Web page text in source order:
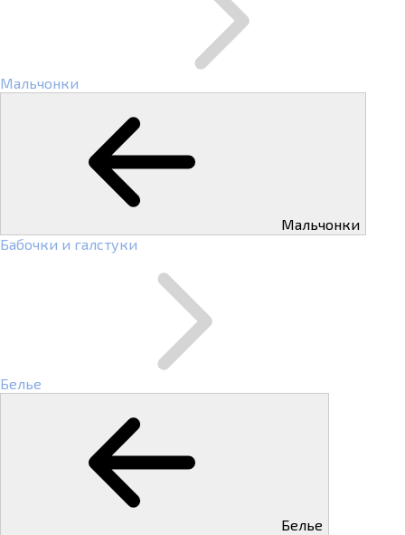
Мальчонки
Мальчонки
Бабочки и галстуки
Белье
Белье